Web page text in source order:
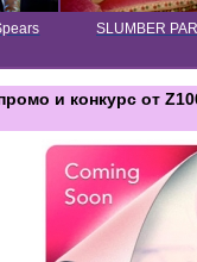
SLUMBER
и конкурс от